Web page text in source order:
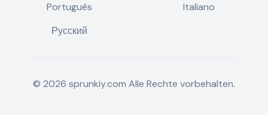
Português
Italiano
Русский
© 2026 sprunkiy.com Alle Rechte vorbehalten.